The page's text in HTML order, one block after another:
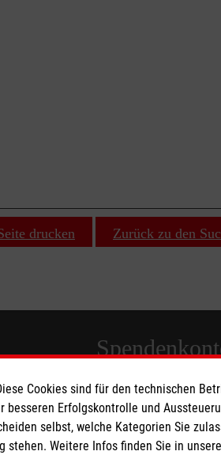
drucken Zurück zu den
Empfänger: Malteser
Bank: Pax-Bank für
IBAN:
Cookies sind für den technischen
Erfolgskontrolle und
selbst, welche Kategorien Sie
Weitere Infos finden Sie in